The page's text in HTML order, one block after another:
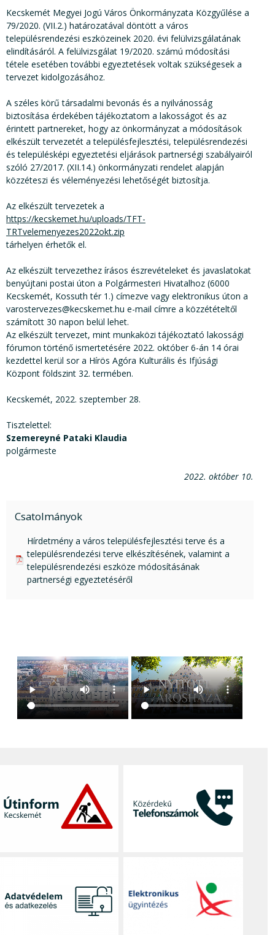
Kecskemét Megyei Jogú Város Önkormányzata Közgyűlése a
79/2020. (VII.2.) határozatával döntött a város
településrendezési eszközeinek 2020. évi felülvizsgálatának
elindításáról. A felülvizsgálat 19/2020. számú módosítási
tétele esetében további egyeztetések voltak szükségesek a
tervezet kidolgozásához.
A széles körű társadalmi bevonás és a nyilvánosság
biztosítása érdekében tájékoztatom a lakosságot és az
érintett partnereket, hogy az önkormányzat a módosítások
elkészült tervezetét a településfejlesztési, településrendezési
és településképi egyeztetési eljárások partnerségi szabályairól
szóló 27/2017. (XII.14.) önkormányzati rendelet alapján
közzéteszi és véleményezési lehetőségét biztosítja.
Az elkészült tervezetek a
https://kecskemet.hu/uploads/TFT-
TRTvelemenyezes2022okt.zip
tárhelyen érhetők el.
Az elkészült tervezethez írásos észrevételeket és javaslatokat
benyújtani postai úton a Polgármesteri Hivatalhoz (6000
Kecskemét, Kossuth tér 1.) címezve vagy elektronikus úton a
varostervezes@kecskemet.hu e-mail címre a közzétételtől
számított 30 napon belül lehet.
Az elkészült tervezet, mint munkaközi tájékoztató lakossági
fórumon történő ismertetésére 2022. október 6-án 14 órai
kezdettel kerül sor a Hírös Agóra Kulturális és Ifjúsági
Központ földszint 32. termében.
Kecskemét, 2022. szeptember 28.
Tisztelettel:
Szemereyné Pataki Klaudia
polgármeste
2022. október 10.
Csatolmányok
pdf csatolmány:
Hírdetmény a város településfejlesztési terve és a
településrendezési terve elkészítésének, valamint a
településrendezési eszköze módosításának
partnerségi egyeztetéséről